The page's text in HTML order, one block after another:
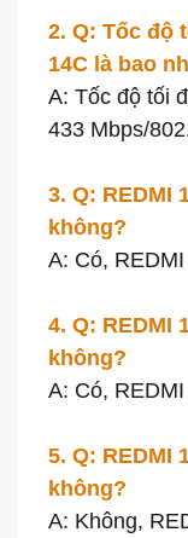
2. Q: Tốc độ
14C là bao
A: Tốc độ tối
433 Mbps/
3. Q: REDMI
không?
A: Có,
4. Q: REDMI
không?
A: Có,
5. Q: REDMI
không?
A: Không,